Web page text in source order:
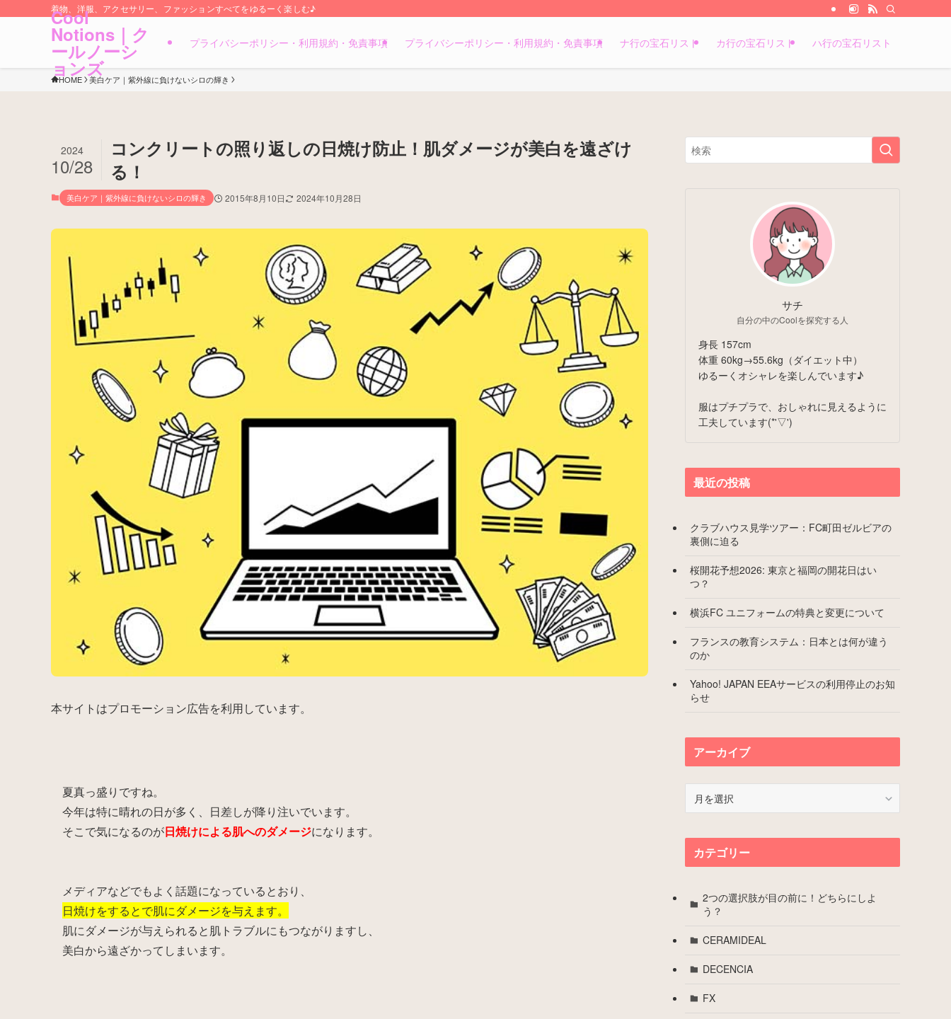
着物、洋服、アクセサリー、ファッションすべてをゆるーく楽しむ♪
Cool
Notions｜ク
ールノーシ
ョンズ
プライバシーポリシー・利用規約・免責事項 プライバシーポリシー・利用規約・免責事項 ナ行の宝石リスト カ行の宝石リスト ハ行の宝石リスト
HOME 美白ケア｜紫外線に負けないシロの輝き
コンクリートの照り返しの日焼け防止！肌ダメージが美白を遠ざけ
る！
2024
10/28
美白ケア｜紫外線に負けないシロの輝き 2015年8月10日 2024年10月28日
本サイトはプロモーション広告を利用しています。
夏真っ盛りですね。
今年は特に晴れの日が多く、日差しが降り注いでいます。
そこで気になるのが日焼けによる肌へのダメージになります。
メディアなどでもよく話題になっているとおり、
日焼けをするとで肌にダメージを与えます。
肌にダメージが与えられると肌トラブルにもつながりますし、
美白から遠ざかってしまいます。
サチ
自分の中のCoolを探究する人
身長 157cm
体重 60kg→55.6kg（ダイエット中）
ゆるーくオシャレを楽しんでいます♪
服はプチプラで、おしゃれに見えるように
工夫しています(*'▽')
最近の投稿
クラブハウス見学ツアー：FC町田ゼルビアの
裏側に迫る
桜開花予想2026: 東京と福岡の開花日はい
つ？
横浜FC ユニフォームの特典と変更について
フランスの教育システム：日本とは何が違う
のか
Yahoo! JAPAN EEAサービスの利用停止のお知
らせ
アーカイブ
イ
カテゴリー
2つの選択肢が目の前に！どちらにしよ
う？
CERAMIDEAL
DECENCIA
FX